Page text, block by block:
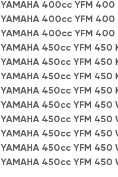
YAMAHA 400cc YFM
YAMAHA 400cc YFM 400
YAMAHA 400cc YFM 400
YAMAHA 450cc YFM 450
YAMAHA 450cc YFM 450
YAMAHA 450cc YFM 450
YAMAHA 450cc YFM 450
YAMAHA 450cc YFM 450
YAMAHA 450cc YFM 450
YAMAHA 450cc YFM 450
YAMAHA 450cc YFM 450
YAMAHA 450cc YFM 450